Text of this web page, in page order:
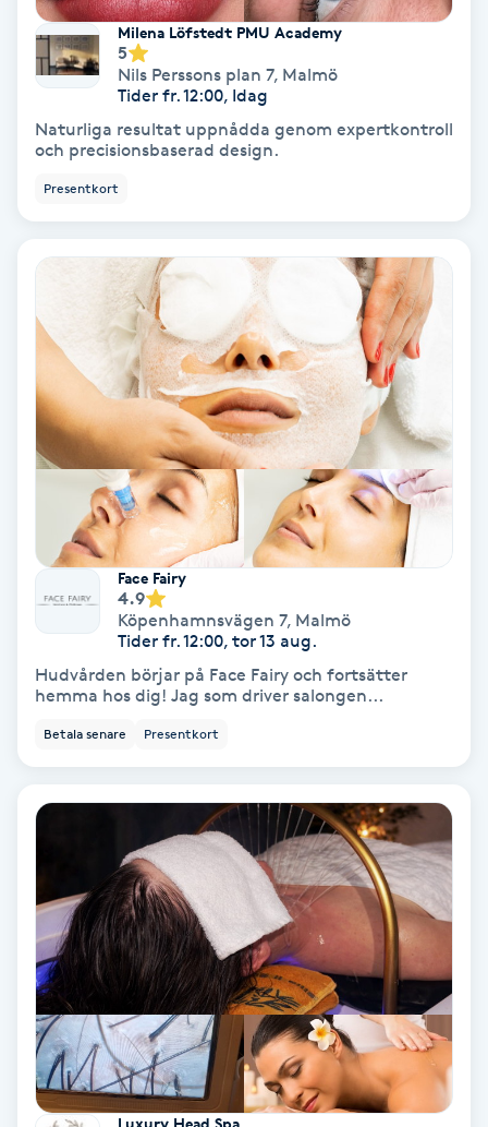
Enzympeeling
Extensions
Extensions borttagning
Face framing
Faceliftmassage
Fet hårbotten
Fettreducering
Fibromassage
Fillers
Fotmassage
Fotsvamp
Fransborttagning
Fransfärgning
Fransförlängning
Fransförlängning Megavolym
Milena Löfstedt PMU Academy
5
Nils Perssons plan 7, Malmö
Tider fr. 12:00, Idag
Naturliga resultat uppnådda genom expertkontroll
och precisionsbaserad design.
Presentkort
Face Fairy
4.9
Köpenhamnsvägen 7, Malmö
Tider fr. 12:00, tor 13 aug.
Hudvården börjar på Face Fairy och fortsätter
hemma hos dig! Jag som driver salongen...
Betala senare Presentkort
Luxury Head Spa